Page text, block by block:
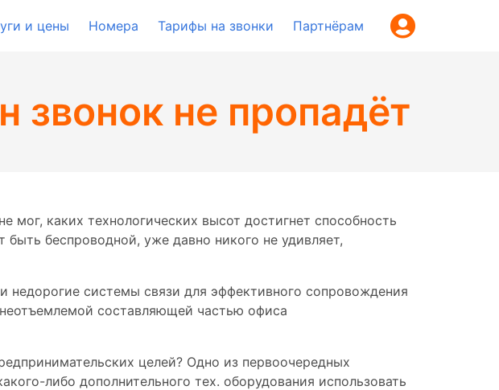
и цены Номера Тарифы на звонки Партнёрам
звонок не пропадёт
мог, каких технологических высот достигнет способность
беспроводной, уже давно никого не удивляет,
системы связи для эффективного сопровождения
составляющей частью офиса
целей? Одно из первоочередных
либо дополнительного тех. оборудования использовать